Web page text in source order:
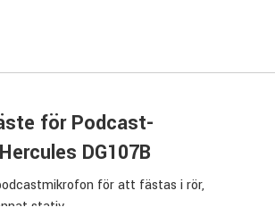
för Podcast-
DG107B
för att fästas i rör,
stativ.